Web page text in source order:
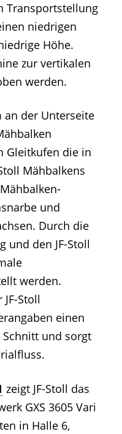
Transportstellung
niedrigen
Höhe.
zur vertikalen
werden.
an der Unterseite
Gleitkufen die in
Mähbalkens
und
Durch die
und den JF-Stoll
werden.
Stoll
einen
und sorgt
zeigt JF-Stoll das
GXS 3605 Vari
in Halle 6,